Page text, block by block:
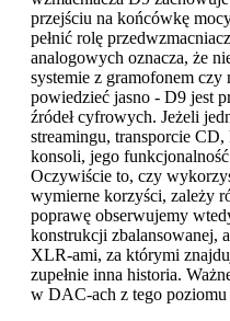
przejściu na końcówkę
pełnić rolę
analogowych oznacza, że
systemie z gramofonem czy
powiedzieć jasno - D9 jest
źródeł cyfrowych. Jeżeli
streamingu, transporcie
konsoli, jego
Oczywiście to, czy
wymierne korzyści, zależy
poprawę obserwujemy
konstrukcji zbalansowanej,
XLR-ami, za którymi
zupełnie inna historia.
w DAC-ach z tego poziomu